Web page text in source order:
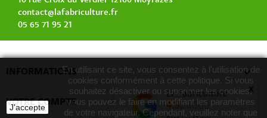
contact@lafabriculture.fr
05 65 71 95 21
INFORMATIONS 
VOTRE COMPTE 
J'accepte
En utilisant ce site, vous consentez à l'utilisation de
cookies conformément à cette politique. Si vous
souhaitez désactiver ou supprimer les cookies,
vous pouvez le faire en modifiant les paramètres
de votre navigateur. Cependant, veuillez noter que
La Fabriculture
4.9
x